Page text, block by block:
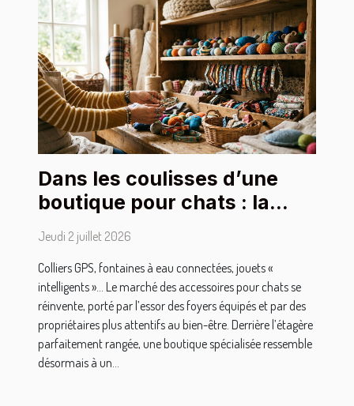
Dans les coulisses d’une
boutique pour chats : la
sélection des accessoires
stars
Jeudi 2 juillet 2026
Colliers GPS, fontaines à eau connectées, jouets «
intelligents »… Le marché des accessoires pour chats se
réinvente, porté par l’essor des foyers équipés et par des
propriétaires plus attentifs au bien-être. Derrière l’étagère
parfaitement rangée, une boutique spécialisée ressemble
désormais à un...